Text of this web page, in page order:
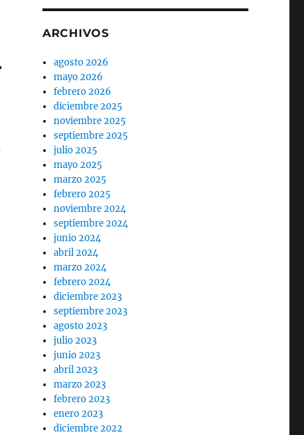
ARCHIVOS
agosto 2026
mayo 2026
febrero 2026
diciembre 2025
noviembre 2025
septiembre 2025
julio 2025
mayo 2025
marzo 2025
febrero 2025
noviembre 2024
septiembre 2024
junio 2024
abril 2024
marzo 2024
febrero 2024
diciembre 2023
septiembre 2023
agosto 2023
julio 2023
junio 2023
abril 2023
marzo 2023
febrero 2023
enero 2023
diciembre 2022